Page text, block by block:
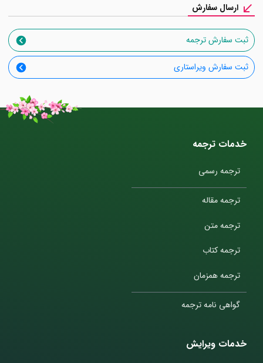
ارسال سفارش
ثبت سفارش ترجمه
ثبت سفارش ویراستاری
خدمات ترجمه
ترجمه رسمی
ترجمه مقاله
ترجمه متن
ترجمه کتاب
ترجمه همزمان
گواهی نامه ترجمه
خدمات ویرایش